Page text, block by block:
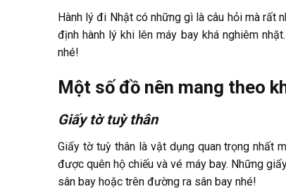
Hành lý đi Nhật có những gì là câu hỏi mà rất
định hành lý khi lên máy bay khá nghiêm
nhé!
Một số đồ nên mang theo
Giấy tờ tuỳ thân
Giấy tờ tuỳ thân là vật dụng quan trọng nhất
được quên hộ chiếu và vé máy bay. Những
sân bay hoặc trên đường ra sân bay nhé!